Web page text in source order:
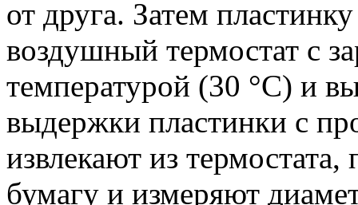
от друга. Затем
воздушный термостат с
температурой (30 °С) и
выдержки пластинки с
извлекают из
бумагу и измеряют